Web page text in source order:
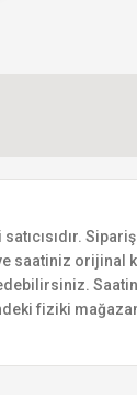
saatiniz orijinal
fiziki